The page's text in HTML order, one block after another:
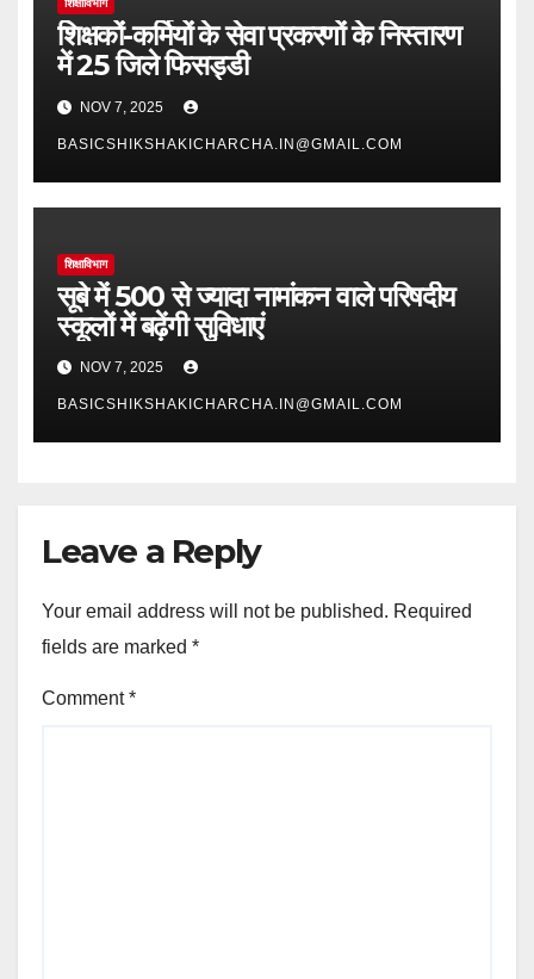
शिक्षाविभाग
शिक्षकों-कर्मियों के सेवा प्रकरणों के निस्तारण
में 25 जिले फिसड्डी
NOV 7, 2025
BASICSHIKSHAKICHARCHA.IN@GMAIL.COM
शिक्षाविभाग
सूबे में 500 से ज्यादा नामांकन वाले परिषदीय
स्कूलों में बढ़ेंगी सुविधाएं
NOV 7, 2025
BASICSHIKSHAKICHARCHA.IN@GMAIL.COM
Leave a Reply
Your email address will not be published. Required
fields are marked *
Comment*